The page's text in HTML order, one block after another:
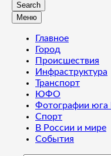
Search
Меню
Главное
Город
Происшествия
Инфраструктура
Транспорт
ЮФО
Фотографии юга
Спорт
В России и мире
События